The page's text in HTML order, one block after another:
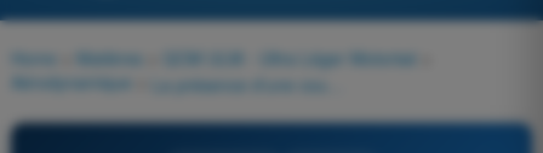
Home Matières QCM ULM - Ultra Léger Motorisé
Aérodynamique